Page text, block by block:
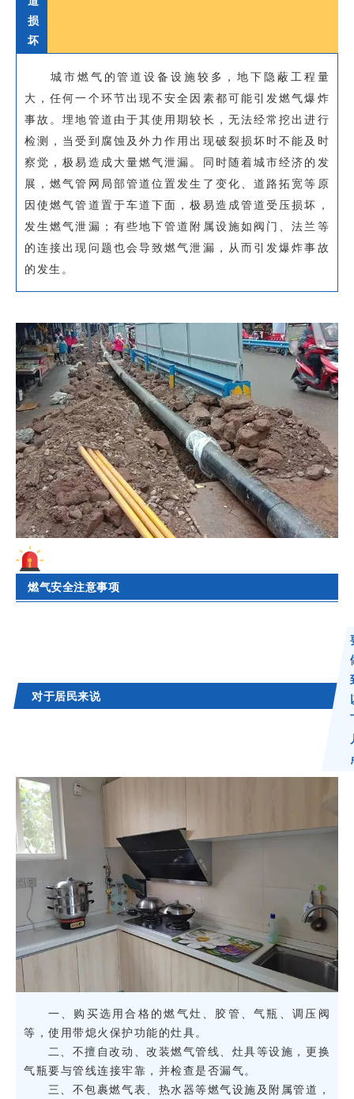
损
坏
城市燃气的管道设备设施较多，地下隐蔽工程量
大，任何一个环节出现不安全因素都可能引发燃气爆炸
事故。埋地管道由于其使用期较长，无法经常挖出进行
检测，当受到腐蚀及外力作用出现破裂损坏时不能及时
察觉，极易造成大量燃气泄漏。同时随着城市经济的发
展，燃气管网局部管道位置发生了变化、道路拓宽等原
因使燃气管道置于车道下面，极易造成管道受压损坏，
发生燃气泄漏；有些地下管道附属设施如阀门、法兰等
的连接出现问题也会导致燃气泄漏，从而引发爆炸事故
的发生。
燃气安全注意事项
对于居民来说
一、购买选用合格的燃气灶、胶管、气瓶、调压阀
等，使用带熄火保护功能的灶具。
二、不擅自改动、改装燃气管线、灶具等设施，更换
气瓶要与管线连接牢靠，并检查是否漏气。
三、不包裹燃气表、热水器等燃气设施及附属管道，